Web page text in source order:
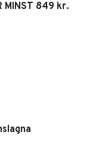
MINST 849 kr.